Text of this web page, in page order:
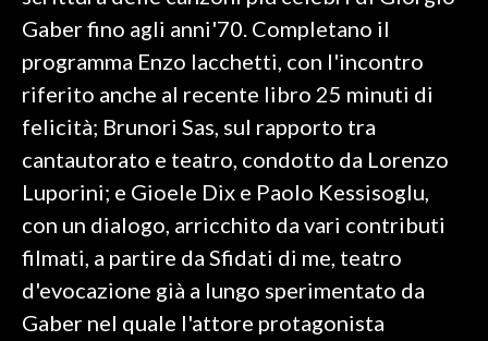
Gaber fino agli anni'70. Completano il
programma Enzo Iacchetti, con l'incontro
riferito anche al recente libro 25 minuti di
felicità; Brunori Sas, sul rapporto tra
cantautorato e teatro, condotto da Lorenzo
Luporini; e Gioele Dix e Paolo Kessisoglu,
con un dialogo, arricchito da vari contributi
filmati, a partire da Sfidati di me, teatro
d'evocazione già a lungo sperimentato da
Gaber nel quale l'attore protagonista